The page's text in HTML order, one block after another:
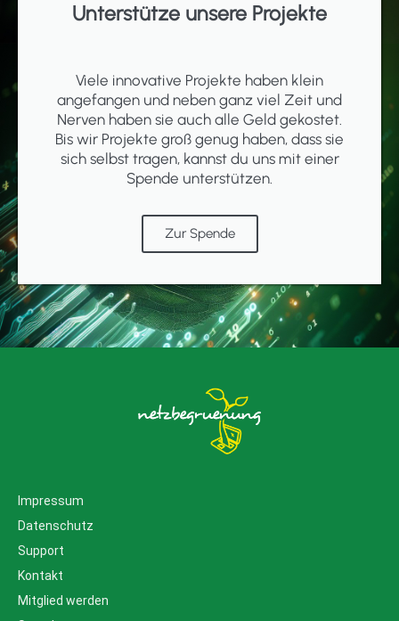
Unterstütze unsere Projekte
Viele innovative Projekte haben klein
angefangen und neben ganz viel Zeit und
Nerven haben sie auch alle Geld gekostet.
Bis wir Projekte groß genug haben, dass sie
sich selbst tragen, kannst du uns mit einer
Spende unterstützen.
Zur Spende
Impressum
Datenschutz
Support
Kontakt
Mitglied werden